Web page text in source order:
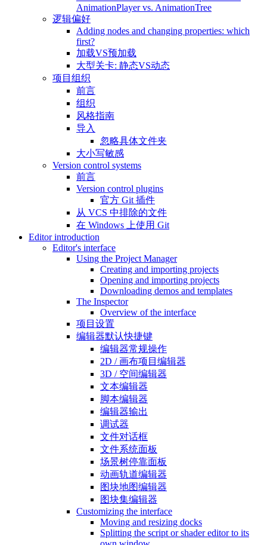
AnimationPlayer vs. AnimationTree
逻辑偏好
Adding nodes and changing properties: which
first?
加载VS预加载
大型关卡: 静态VS动态
项目组织
前言
组织
风格指南
导入
忽略具体文件夹
大小写敏感
Version control systems
前言
Version control plugins
官方 Git 插件
从 VCS 中排除的文件
在 Windows 上使用 Git
Editor introduction
Editor's interface
Using the Project Manager
Creating and importing projects
Opening and importing projects
Downloading demos and templates
The Inspector
Overview of the interface
项目设置
编辑器默认快捷键
编辑器常规操作
2D / 画布项目编辑器
3D / 空间编辑器
文本编辑器
脚本编辑器
编辑器输出
调试器
文件对话框
文件系统面板
场景树停靠面板
动画轨道编辑器
图块地图编辑器
图块集编辑器
Customizing the interface
Moving and resizing docks
Splitting the script or shader editor to its